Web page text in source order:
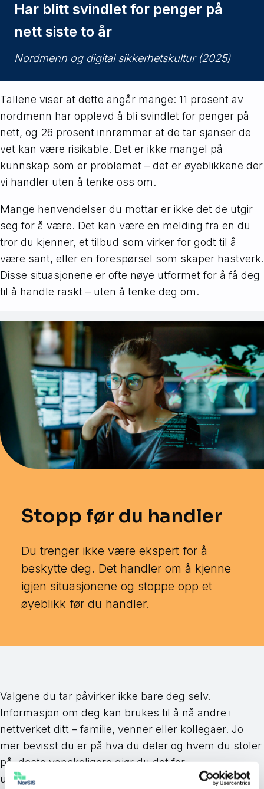
Har blitt svindlet for penger på
nett siste to år
Nordmenn og digital sikkerhetskultur (2025)
Tallene viser at dette angår mange: 11 prosent av
nordmenn har opplevd å bli svindlet for penger på
nett, og 26 prosent innrømmer at de tar sjanser de
vet kan være risikable. Det er ikke mangel på
kunnskap som er problemet – det er øyeblikkene der
vi handler uten å tenke oss om.
Mange henvendelser du mottar er ikke det de utgir
seg for å være. Det kan være en melding fra en du
tror du kjenner, et tilbud som virker for godt til å
være sant, eller en forespørsel som skaper hastverk.
Disse situasjonene er ofte nøye utformet for å få deg
til å handle raskt – uten å tenke deg om.
Stopp før du handler
Du trenger ikke være ekspert for å
beskytte deg. Det handler om å kjenne
igjen situasjonene og stoppe opp et
øyeblikk før du handler.
Valgene du tar påvirker ikke bare deg selv.
Informasjon om deg kan brukes til å nå andre i
nettverket ditt – familie, venner eller kollegaer. Jo
mer bevisst du er på hva du deler og hvem du stoler
på, desto vanskeligere gjør du det for
uvedkommende.